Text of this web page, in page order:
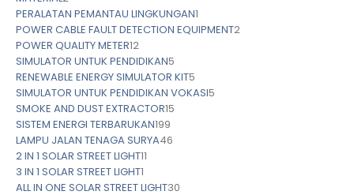
PERALATAN PEMANTAU LINGKUNGAN1
POWER CABLE FAULT DETECTION EQUIPMENT2
POWER QUALITY METER12
SIMULATOR UNTUK PENDIDIKAN5
RENEWABLE ENERGY SIMULATOR KIT5
SIMULATOR UNTUK PENDIDIKAN VOKASI5
SMOKE AND DUST EXTRACTOR15
SISTEM ENERGI TERBARUKAN199
LAMPU JALAN TENAGA SURYA46
2 IN 1 SOLAR STREET LIGHT11
3 IN 1 SOLAR STREET LIGHT1
ALL IN ONE SOLAR STREET LIGHT30